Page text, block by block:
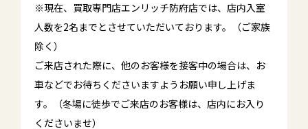
※現在、買取専門店エンリッチ防府店では、店内入室
人数を2名までとさせていただいております。（ご家族
除く）
ご来店された際に、他のお客様を接客中の場合は、お
車などでお待ちくださいますようお願い申し上げま
す。（冬場に徒歩でご来店のお客様は、店内にお入り
くださいませ）